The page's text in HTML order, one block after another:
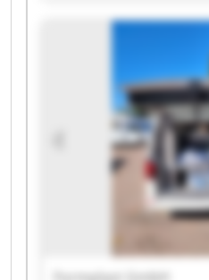
Formplast GmbH
GmbH Formplast GmbH
Formplast GmbH
GmbH Formplast GmbH